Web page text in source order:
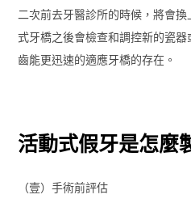
二次前去牙醫診所的時候，將會
式牙橋之後會檢查和調控新的瓷
齒能更迅速的適應牙橋的存在。
活動式假牙是怎麼
（壹）手術前評估